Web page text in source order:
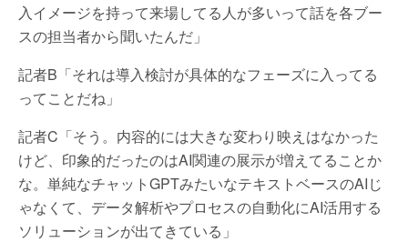
入イメージを持って来場してる人が多いって話を各ブー
スの担当者から聞いたんだ」
記者B「それは導入検討が具体的なフェーズに入ってる
ってことだね」
記者C「そう。内容的には大きな変わり映えはなかった
けど、印象的だったのはAI関連の展示が増えてることか
な。単純なチャットGPTみたいなテキストベースのAIじ
ゃなくて、データ解析やプロセスの自動化にAI活用する
ソリューションが出てきている」